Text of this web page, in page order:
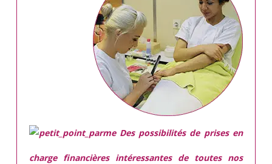
Des possibilités de prises en
charge financières intéressantes de toutes nos